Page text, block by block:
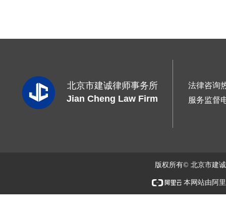
Jian Cheng Law Firm
北京市建诚律师事务所
法律咨询
服务监督
版权所有© 北京市建
本网站由阿